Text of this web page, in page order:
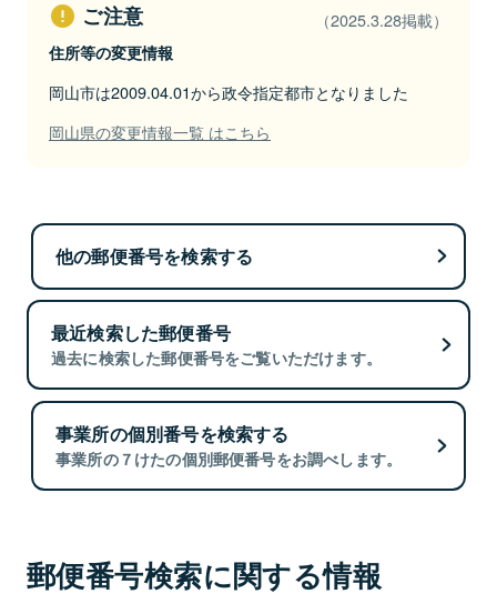
ご注意 （2025.3.28掲載）
住所等の変更情報
岡山市は2009.04.01から政令指定都市となりました
岡山県の変更情報一覧 はこちら
他の郵便番号を検索する
最近検索した郵便番号
過去に検索した郵便番号をご覧いただけます。
事業所の個別番号を検索する
事業所の７けたの個別郵便番号をお調べします。
郵便番号検索に関する情報